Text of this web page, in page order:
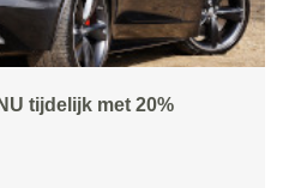
tijdelijk met 20%